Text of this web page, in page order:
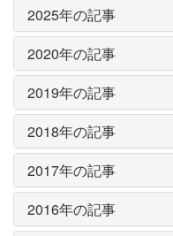
2025年の記事
2020年の記事
2019年の記事
2018年の記事
2017年の記事
2016年の記事